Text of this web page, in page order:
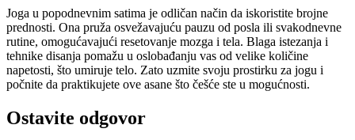
Joga u popodnevnim satima je odličan način da iskoristite brojne
prednosti. Ona pruža osvežavajuću pauzu od posla ili svakodnevne
rutine, omogućavajući resetovanje mozga i tela. Blaga istezanja i
tehnike disanja pomažu u oslobađanju vas od velike količine
napetosti, što umiruje telo. Zato uzmite svoju prostirku za jogu i
počnite da praktikujete ove asane što češće ste u mogućnosti.
Ostavite odgovor